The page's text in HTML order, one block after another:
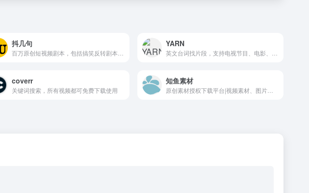
抖几句 YARN
coverr
关键词搜索，所有视频都可免费下载使用
知鱼素材